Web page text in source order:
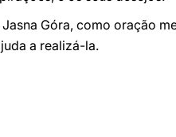
Góra, como oração
a realizá-la.